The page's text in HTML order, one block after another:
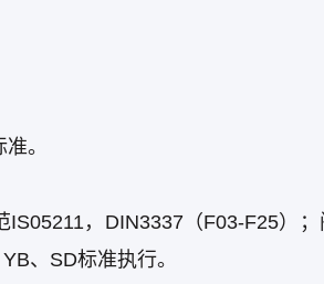
。
，DIN3337（F03-F25）
、SD标准执行。